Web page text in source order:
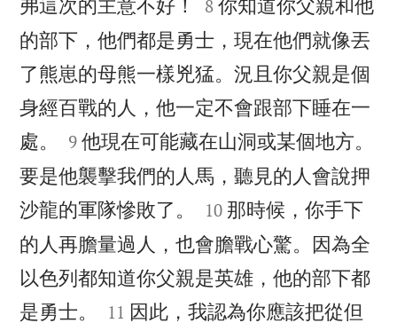
8
的部下，他們都是勇士，現在他們就像丟
了熊崽的母熊一樣兇猛。況且你父親是個
身經百戰的人，他一定不會跟部下睡在一
處。


9 他現在可能藏在山洞或某個地方。
要是他襲擊我們的人馬，聽見的人會說押
沙龍的軍隊慘敗了。


10 那時候，你手下
的人再膽量過人，也會膽戰心驚。因為全
以色列都知道你父親是英雄，他的部下都
是勇士。


11 因此，我認為你應該把從但